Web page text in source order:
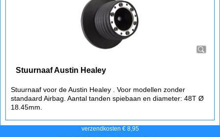
Stuurnaaf Austin Healey
Stuurnaaf voor de Austin Healey . Voor modellen zonder
standaard Airbag. Aantal tanden spiebaan en diameter: 48T Ø
18.45mm.
verzendkosten € 8,95